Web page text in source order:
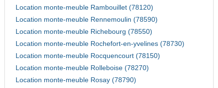
Location monte-meuble Rambouillet (78120)
Location monte-meuble Rennemoulin (78590)
Location monte-meuble Richebourg (78550)
Location monte-meuble Rochefort-en-yvelines (78730)
Location monte-meuble Rocquencourt (78150)
Location monte-meuble Rolleboise (78270)
Location monte-meuble Rosay (78790)